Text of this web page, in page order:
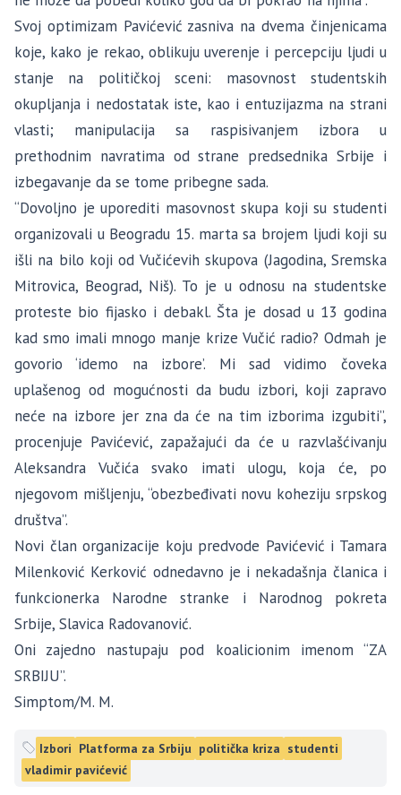
Svoj optimizam Pavićević zasniva na dvema činjenicama
koje, kako je rekao, oblikuju uverenje i percepciju ljudi u
stanje na političkoj sceni: masovnost studentskih
okupljanja i nedostatak iste, kao i entuzijazma na strani
vlasti; manipulacija sa raspisivanjem izbora u
prethodnim navratima od strane predsednika Srbije i
izbegavanje da se tome pribegne sada.
“Dovoljno je uporediti masovnost skupa koji su studenti
organizovali u Beogradu 15. marta sa brojem ljudi koji su
išli na bilo koji od Vučićevih skupova (Jagodina, Sremska
Mitrovica, Beograd, Niš). To je u odnosu na studentske
proteste bio fijasko i debakl. Šta je dosad u 13 godina
kad smo imali mnogo manje krize Vučić radio? Odmah je
govorio ‘idemo na izbore’. Mi sad vidimo čoveka
uplašenog od mogućnosti da budu izbori, koji zapravo
neće na izbore jer zna da će na tim izborima izgubiti”,
procenjuje Pavićević, zapažajući da će u razvlašćivanju
Aleksandra Vučića svako imati ulogu, koja će, po
njegovom mišljenju, “obezbeđivati novu koheziju srpskog
društva”.
Novi član organizacije koju predvode Pavićević i Tamara
Milenković Kerković odnedavno je i nekadašnja članica i
funkcionerka Narodne stranke i Narodnog pokreta
Srbije, Slavica Radovanović.
Oni zajedno nastupaju pod koalicionim imenom “ZA
SRBIJU”.
Simptom/M. M.
Izbori Platforma za Srbiju politička kriza studenti
vladimir pavićević